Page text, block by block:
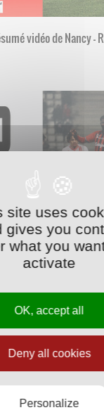
vidéo de Nancy -
vidéo de Nancy -
site uses
gives you
what you
activate
OK, accept all
Deny all cookies
Personalize